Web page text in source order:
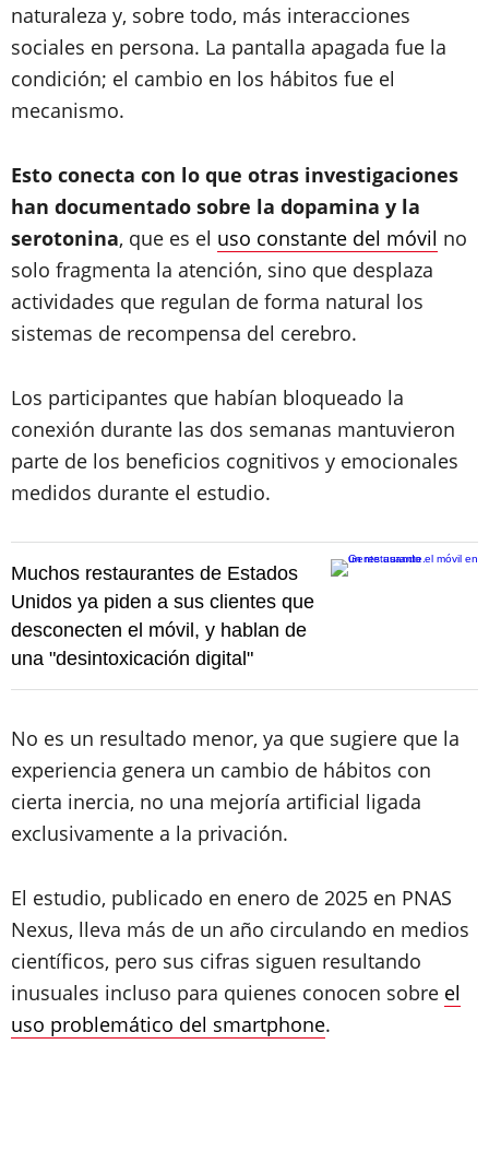
naturaleza y, sobre todo, más interacciones
sociales en persona. La pantalla apagada fue la
condición; el cambio en los hábitos fue el
mecanismo.
Esto conecta con lo que otras investigaciones
han documentado sobre la dopamina y la
serotonina, que es el uso constante del móvil no
solo fragmenta la atención, sino que desplaza
actividades que regulan de forma natural los
sistemas de recompensa del cerebro.
Los participantes que habían bloqueado la
conexión durante las dos semanas mantuvieron
parte de los beneficios cognitivos y emocionales
medidos durante el estudio.
Muchos restaurantes de Estados
Unidos ya piden a sus clientes que
desconecten el móvil, y hablan de
una "desintoxicación digital"
No es un resultado menor, ya que sugiere que la
experiencia genera un cambio de hábitos con
cierta inercia, no una mejoría artificial ligada
exclusivamente a la privación.
El estudio, publicado en enero de 2025 en PNAS
Nexus, lleva más de un año circulando en medios
científicos, pero sus cifras siguen resultando
inusuales incluso para quienes conocen sobre el
uso problemático del smartphone.